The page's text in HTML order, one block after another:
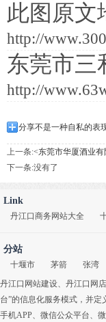
此图原文
http://
东莞市三
http://
分享不是一种自私的表
上一条:<东莞市华厦酒业
下一条:没有了
Link
丹江口商务网站大全
分站
十堰市 茅箭 张湾
丹江口网站建设、 丹江口网
台”的信息化服务模式，并
手机APP、 微信公众平台、